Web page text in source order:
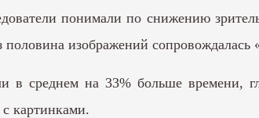
понимали по снижению
половина изображений сопровождалась
в среднем на 33% больше времени,
с картинками.